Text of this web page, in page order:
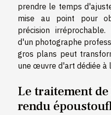
prendre le temps
mise au point pour
précision
d'un photographe
gros plans peut
une œuvre d'art dédiée à
Le traitement
rendu